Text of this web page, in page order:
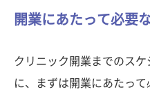
開業にあたって必要
クリニック開業までのス
に、まずは開業にあたっ